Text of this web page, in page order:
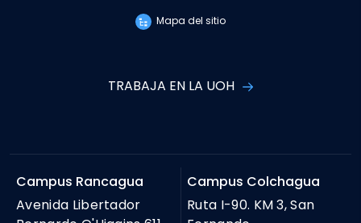
Mapa del sitio
TRABAJA EN LA UOH
Campus Rancagua
Avenida Libertador
Campus Colchagua
Ruta I-90. KM 3, San